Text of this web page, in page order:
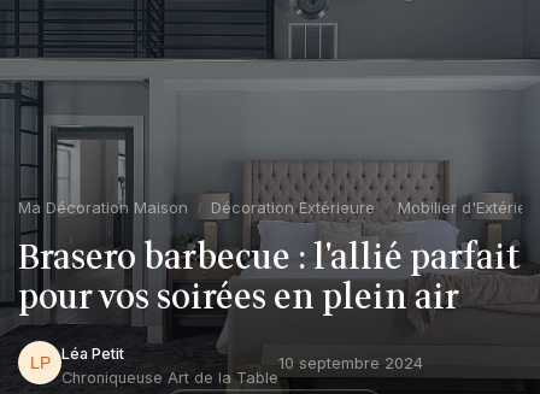
Ma Décoration Maison Décoration Extérieure Mobilier
Brasero barbecue : l'allié parfait
pour vos soirées en plein air
Léa Petit
Chroniqueuse Art de la Table
10 septembre 2024